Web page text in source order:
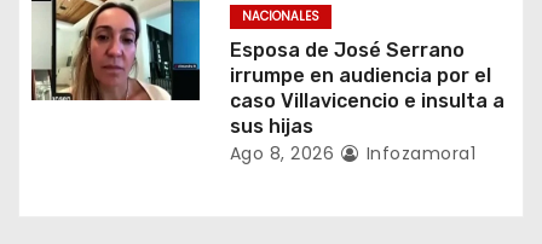
a
s
NACIONALES
Esposa de José Serrano
irrumpe en audiencia por el
caso Villavicencio e insulta a
sus hijas
Ago 8, 2026 Infozamora1